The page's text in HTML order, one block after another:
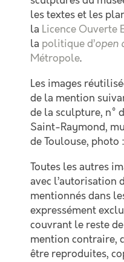
les textes et les
la Licence Ouverte
la politique d’open
Métropole.
Les images
de la mention
de la sculpture, n°
Saint-Raymond,
de Toulouse, photo
Toutes les autres
avec l’autorisation
mentionnés dans
expressément
couvrant le reste
mention contraire,
être reproduites,